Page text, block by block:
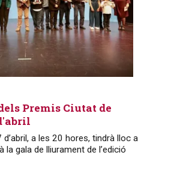
Premis Ciutat de
a les 20 hores, tindrà lloc a
la gala de lliurament de l’edició